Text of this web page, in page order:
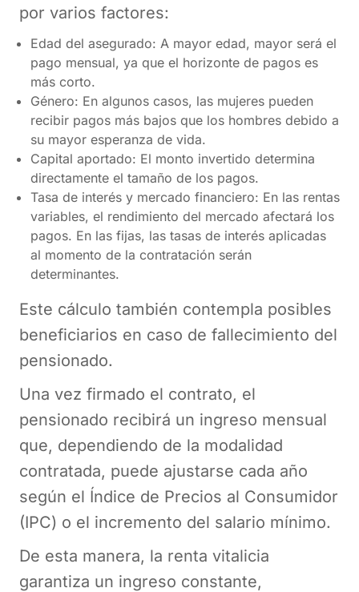
por varios factores:
Edad del asegurado: A mayor edad, mayor será el
pago mensual, ya que el horizonte de pagos es
más corto.
Género: En algunos casos, las mujeres pueden
recibir pagos más bajos que los hombres debido a
su mayor esperanza de vida.
Capital aportado: El monto invertido determina
directamente el tamaño de los pagos.
Tasa de interés y mercado financiero: En las rentas
variables, el rendimiento del mercado afectará los
pagos. En las fijas, las tasas de interés aplicadas
al momento de la contratación serán
determinantes​.
Este cálculo también contempla posibles
beneficiarios en caso de fallecimiento del
pensionado.
Una vez firmado el contrato, el
pensionado recibirá un ingreso mensual
que, dependiendo de la modalidad
contratada, puede ajustarse cada año
según el Índice de Precios al Consumidor
(IPC) o el incremento del salario mínimo.
De esta manera, la renta vitalicia
garantiza un ingreso constante,